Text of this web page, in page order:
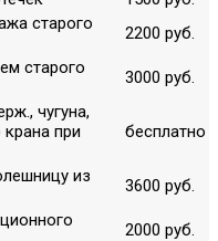
старого
2200 руб.
старого
3000 руб.
чугуна,
при
бесплатно
из
3600 руб.
2000 руб.